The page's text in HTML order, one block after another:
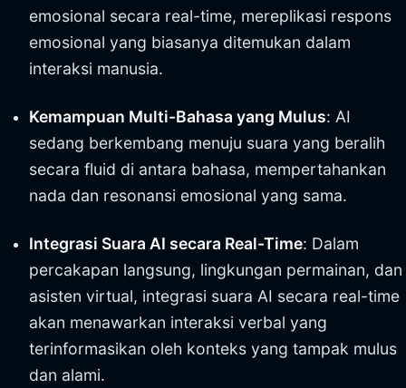
emosional secara real-time, mereplikasi respons
emosional yang biasanya ditemukan dalam
interaksi manusia.
Kemampuan Multi-Bahasa yang Mulus: AI
sedang berkembang menuju suara yang beralih
secara fluid di antara bahasa, mempertahankan
nada dan resonansi emosional yang sama.
Integrasi Suara AI secara Real-Time: Dalam
percakapan langsung, lingkungan permainan, dan
asisten virtual, integrasi suara AI secara real-time
akan menawarkan interaksi verbal yang
terinformasikan oleh konteks yang tampak mulus
dan alami.